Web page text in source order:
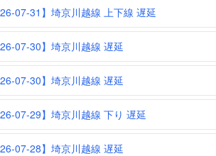
07-31】埼京川越線 上下線 遅延
07-30】埼京川越線 遅延
07-30】埼京川越線 遅延
07-29】埼京川越線 下り 遅延
07-28】埼京川越線 遅延